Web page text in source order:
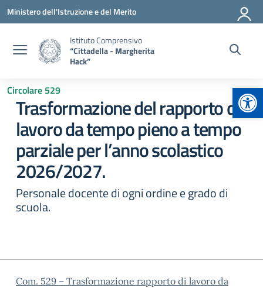
Vai ai contenuti
Vai al menu di navigazione
Vai al footer
Ministero dell'Istruzione e del Merito
Istituto Comprensivo
“Cittadella - Margherita
Hack”
Circolare 529
Trasformazione del rapporto di
lavoro da tempo pieno a tempo
parziale per l’anno scolastico
2026/2027.
Personale docente di ogni ordine e grado di
scuola.
Com. 529 – Trasformazione rapporto di lavoro da